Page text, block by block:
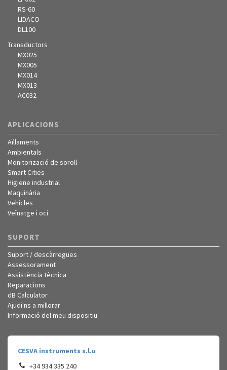
RS-60
LIDACO
DL100
Transductors
MX025
MX005
MX014
MX013
AC032
APLICACIONS
Aïllaments
Ambientals
Monitorizació de soroll
Smart Cities
Higiene industrial
Maquinària
Vehicles
Veïnatge i oci
SUPORT
Suport / descàrregues
Assessorament
Assistència tècnica
Reparacions
dB Calculator
Ajudi'ns a millorar
Informació del meu dispositiu
CESVA instruments s.l.u
+34 934 335 240